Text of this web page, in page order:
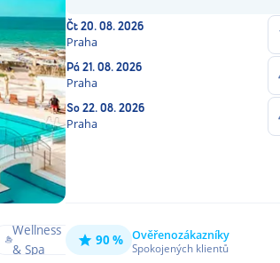
Wellness
& Spa
jemným
pískem
Dětský
bazén
Čt20. 08. 2026
Praha
Pá21. 08. 2026
Praha
So22. 08. 2026
Praha
90 % Ověřenozákazníky
Spokojených klientů